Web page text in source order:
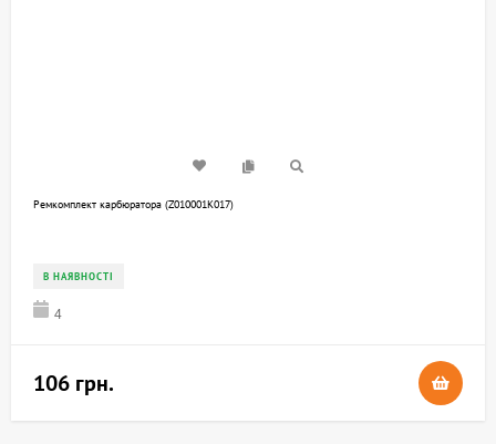
Ремкомплект карбюратора (Z010001K017)
В НАЯВНОСТІ
4
106 грн.